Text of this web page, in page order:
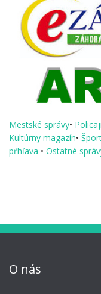
Mestské správy•
Kultúrny magazín•
pŕhľava • Ostatné
O nás